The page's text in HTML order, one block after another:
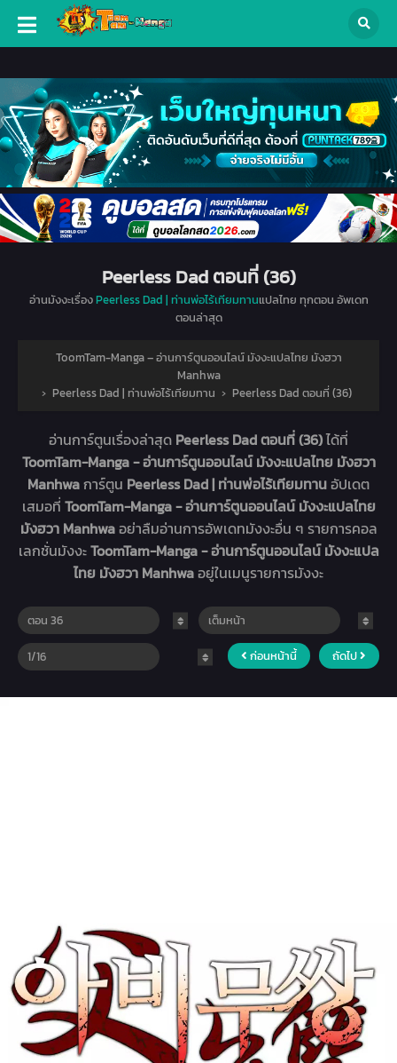
Peerless Dad ตอนที่ (36)
อ่านมังงะเรื่องPeerless Dad | ท่านพ่อไร้เทียมทานแปลไทย ทุกตอน อัพเดท
ตอนล่าสุด
ToomTam-Manga – อ่านการ์ตูนออนไลน์ มังงะแปลไทย มังฮวา
Manhwa
› Peerless Dad | ท่านพ่อไร้เทียมทาน › Peerless Dad ตอนที่ (36)
อ่านการ์ตูนเรื่องล่าสุด Peerless Dad ตอนที่ (36)ได้ที่
ToomTam-Manga - อ่านการ์ตูนออนไลน์ มังงะแปลไทย มังฮวา
Manhwaการ์ตูน Peerless Dad | ท่านพ่อไร้เทียมทานอัปเดต
เสมอที่ ToomTam-Manga - อ่านการ์ตูนออนไลน์ มังงะแปลไทย
มังฮวา Manhwaอย่าลืมอ่านการอัพเดทมังงะอื่น ๆ รายการคอล
เลกชั่นมังงะToomTam-Manga - อ่านการ์ตูนออนไลน์ มังงะแปล
ไทย มังฮวา Manhwaอยู่ในเมนูรายการมังงะ
ก่อนหน้านี้ ถัดไป